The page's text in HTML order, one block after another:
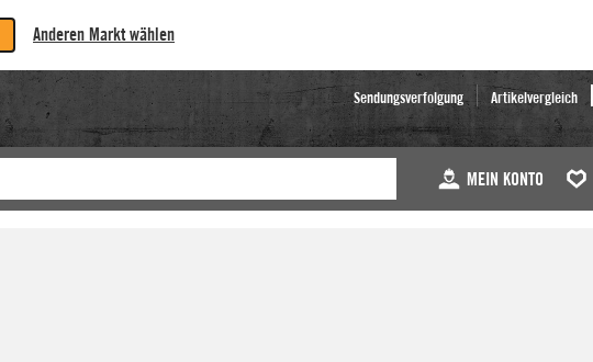
Anderen Markt wählen
Sendungsverfolgung Artikelvergleich
MEIN KONTO